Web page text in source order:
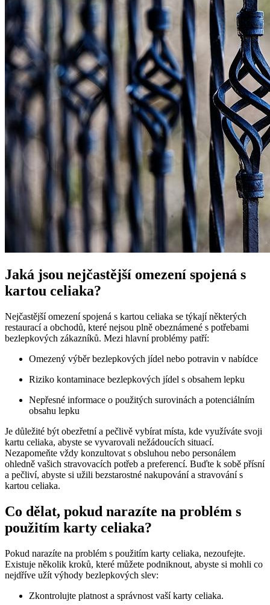
Jaká jsou nejčastější omezení spojená s
kartou celiaka?
Nejčastější omezení spojená s kartou celiaka se týkají některých
restaurací a obchodů, které nejsou plně obeznámené s potřebami
bezlepkových zákazníků. Mezi hlavní problémy patří:
Omezený výběr bezlepkových jídel nebo potravin v nabídce
Riziko kontaminace bezlepkových jídel s obsahem lepku
Nepřesné informace o použitých surovinách a potenciálním
obsahu lepku
Je důležité být obezřetní a pečlivě vybírat místa, kde využíváte svoji
kartu celiaka, abyste se vyvarovali nežádoucích situací.
Nezapomeňte vždy konzultovat s obsluhou nebo personálem
ohledně vašich stravovacích potřeb a preferencí. Buďte k sobě přísní
a pečliví, abyste si užili bezstarostné nakupování a stravování s
kartou celiaka.
Co dělat, pokud narazíte na problém s
použitím karty celiaka?
Pokud narazíte na problém s použitím karty celiaka, nezoufejte.
Existuje několik kroků, které můžete podniknout, abyste si mohli co
nejdříve užít výhody bezlepkových slev:
Zkontrolujte platnost a správnost vaší karty celiaka.